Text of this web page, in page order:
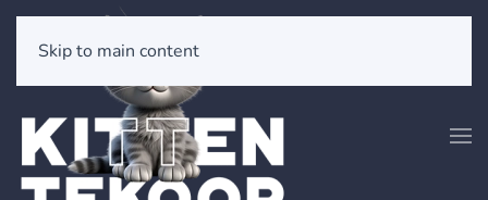
Skip to main content